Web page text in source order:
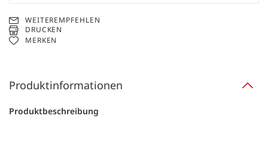
WEITEREMPFEHLEN
DRUCKEN
MERKEN
Produktinformationen
Produktbeschreibung